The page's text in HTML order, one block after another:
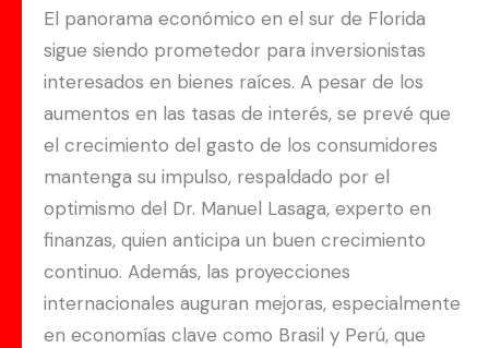
El panorama económico en el sur de Florida
sigue siendo prometedor para inversionistas
interesados en bienes raíces. A pesar de los
aumentos en las tasas de interés, se prevé que
el crecimiento del gasto de los consumidores
mantenga su impulso, respaldado por el
optimismo del Dr. Manuel Lasaga, experto en
finanzas, quien anticipa un buen crecimiento
continuo. Además, las proyecciones
internacionales auguran mejoras, especialmente
en economías clave como Brasil y Perú, que